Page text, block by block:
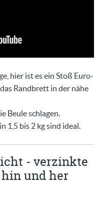
hier ist es ein Stoß Euro-
Randbrett in der nähe
Beule schlagen.
1,5 bis 2 kg sind ideal.
- verzinkte
und her